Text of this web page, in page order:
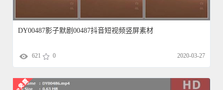
DY00487影子默剧00487抖音短视频竖屏素材
621 0 2020-03-27